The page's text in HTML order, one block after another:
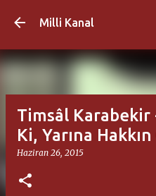
Milli Kanal
Timsâl Karabekir
Ki, Yarına
Haziran 26, 2015